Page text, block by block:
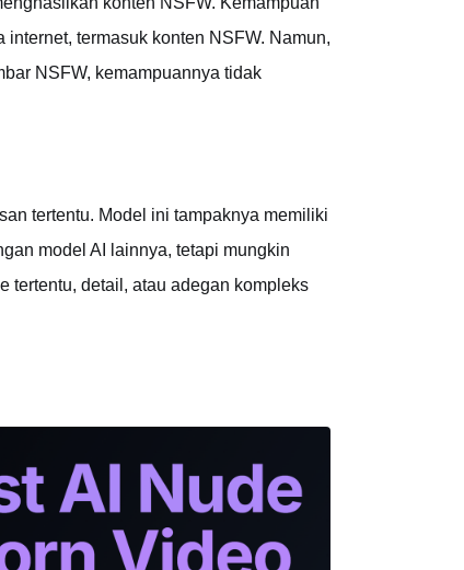
termasuk konten NSFW. Namun,
NSFW, kemampuannya tidak
tertentu. Model ini tampaknya memiliki
model AI lainnya, tetapi mungkin
tertentu, detail, atau adegan kompleks